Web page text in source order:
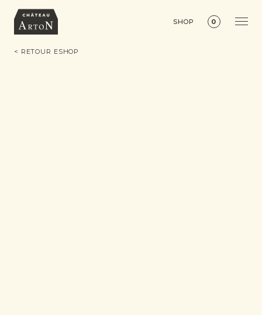
SHOP 0
< RETOUR ESHOP